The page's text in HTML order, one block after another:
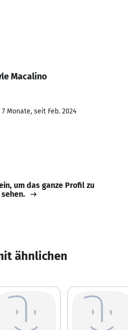
Macalino
Monate, seit Feb. 2024
um das ganze Profil zu
sehen.
ähnlichen